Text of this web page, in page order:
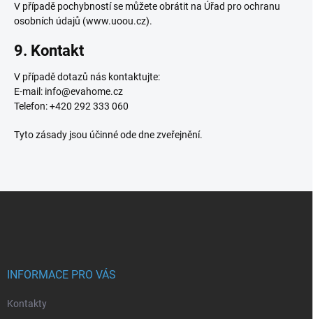
V případě pochybností se můžete obrátit na Úřad pro ochranu
osobních údajů (www.uoou.cz).
9. Kontakt
V případě dotazů nás kontaktujte:
E-mail: info@evahome.cz
Telefon: +420 292 333 060
Tyto zásady jsou účinné ode dne zveřejnění.
INFORMACE PRO VÁS
Kontakty